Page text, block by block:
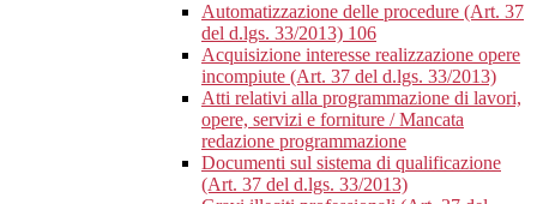
Automatizzazione delle procedure (Art. 37
del d.lgs. 33/2013) 106
Acquisizione interesse realizzazione opere
incompiute (Art. 37 del d.lgs. 33/2013)
Atti relativi alla programmazione di lavori,
opere, servizi e forniture / Mancata
redazione programmazione
Documenti sul sistema di qualificazione
(Art. 37 del d.lgs. 33/2013)